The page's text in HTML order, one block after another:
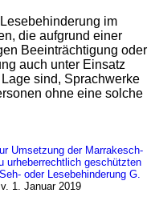
im
die aufgrund einer
Beeinträchtigung oder
auch unter Einsatz
sind, Sprachwerke
ohne eine solche
Umsetzung der Marrakesch-
urheberrechtlich geschützten
oder Lesebehinderung G.
1. Januar 2019